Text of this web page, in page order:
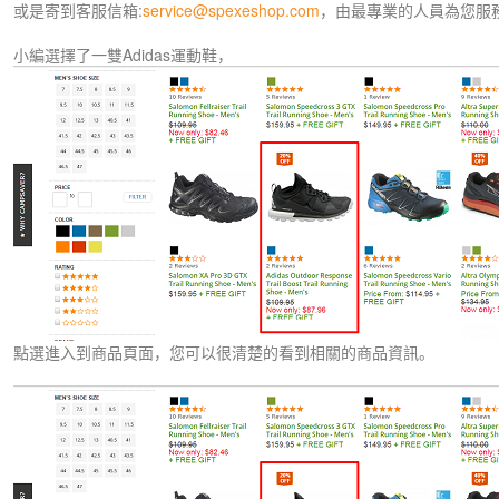
或是寄到客服信箱:service@spexeshop.com，由最專業的人員為您服
小編選擇了一雙Adidas運動鞋，
點選進入到商品頁面，您可以很清楚的看到相關的商品資訊。